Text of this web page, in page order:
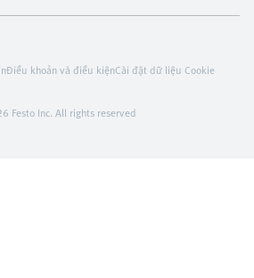
Festo Inc. All rights reserved
Điều khoản và điều kiệnCài đặt dữ liệu Cookie